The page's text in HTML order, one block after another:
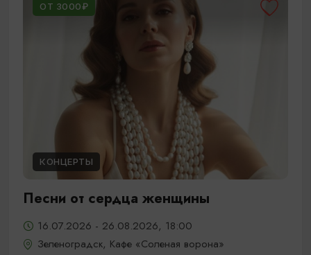
ОТ 3000₽
КОНЦЕРТЫ
Песни от сердца женщины
16.07.2026 - 26.08.2026, 18:00
Зеленоградск, Кафе «Соленая ворона»